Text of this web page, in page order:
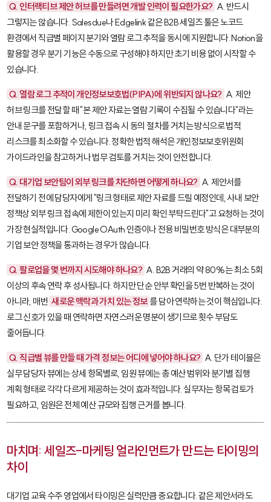
Q. 인터랙티브 제안 허브를 만들려면 개발 인력이 필요한가요? A. 반드시
그렇지는 않습니다. Salesclue나Edgelink같은 B2B 세일즈 툴은 노코드
환경에서 직급별 페이지 분기와 열람 로그 추적을 동시에 지원합니다.Notion을
활용할 경우 분기 기능은 수동으로 구성해야 하지만 초기 비용 없이 시작할 수
있습니다.
Q. 열람 로그 추적이 개인정보보호법(PIPA)에 위반되지 않나요? A. 제안
허브 링크를 전달할 때 "본 제안 자료는 열람 기록이 수집될 수 있습니다"라는
안내 문구를 포함하거나, 링크 접속 시 동의 절차를 거치는 방식으로 법적
리스크를 최소화할 수 있습니다. 정확한 법적 해석은 개인정보보호위원회
가이드라인을 참고하거나 법무 검토를 거치는 것이 안전합니다.
Q. 대기업 보안팀이 외부 링크를 차단하면 어떻게 하나요? A. 제안서를
전달하기 전에 담당자에게 "링크 형태로 제안 자료를 드릴 예정인데, 사내 보안
정책상 외부 링크 접속에 제한이 있는지 미리 확인 부탁드린다"고 요청하는 것이
가장 현실적입니다. Google OAuth 인증이나 전용 비밀번호 방식은 대부분의
기업 보안 정책을 통과하는 경우가 많습니다.
Q. 팔로업을 몇 번까지 시도해야 하나요? A. B2B 거래의 약 80%는 최소 5회
이상의 후속 연락 후 성사됩니다. 하지만 단순 안부 확인을 5번 반복하는 것이
아니라, 매번 새로운 맥락과 가치 있는 정보 를 담아 연락하는 것이 핵심입니다.
로그 신호가 있을 때 연락하면 자연스러운 명분이 생기므로 횟수 부담도
줄어듭니다.
Q. 직급별 뷰를 만들 때 가격 정보는 어디에 넣어야 하나요? A. 단가 테이블은
실무 담당자 뷰에는 상세 항목별로, 임원 뷰에는 총 예산 범위와 분기별 집행
계획 형태로 각각 다르게 제공하는 것이 효과적입니다. 실무자는 항목 검토가
필요하고, 임원은 전체 예산 규모와 집행 근거를 봅니다.
마치며: 세일즈-마케팅 얼라인먼트가 만드는 타이밍의
차이
대기업 교육 수주 영업에서 타이밍은 실력만큼 중요합니다. 같은 제안서라도